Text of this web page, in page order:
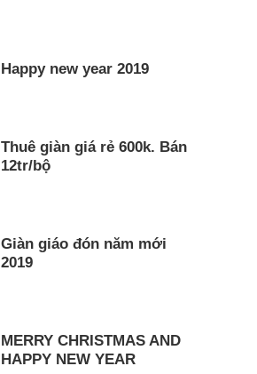
Happy new year 2019
Thuê giàn giá rẻ 600k. Bán
12tr/bộ
Giàn giáo đón năm mới
2019
MERRY CHRISTMAS AND
HAPPY NEW YEAR